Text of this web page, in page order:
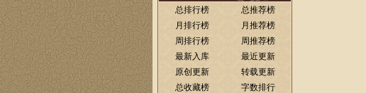
总排行榜
总推荐榜
月排行榜
月推荐榜
周排行榜
周推荐榜
最新入库
最近更新
原创更新
转载更新
总收藏榜
字数排行